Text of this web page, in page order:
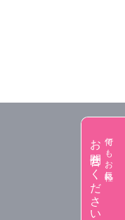
何でもお気軽に
お問合せください